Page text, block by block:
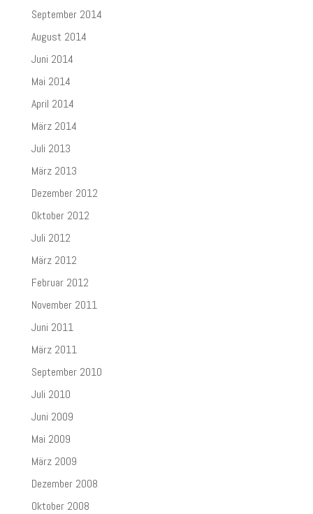
September 2014
August 2014
Juni 2014
Mai 2014
April 2014
März 2014
Juli 2013
März 2013
Dezember 2012
Oktober 2012
Juli 2012
März 2012
Februar 2012
November 2011
Juni 2011
März 2011
September 2010
Juli 2010
Juni 2009
Mai 2009
März 2009
Dezember 2008
Oktober 2008